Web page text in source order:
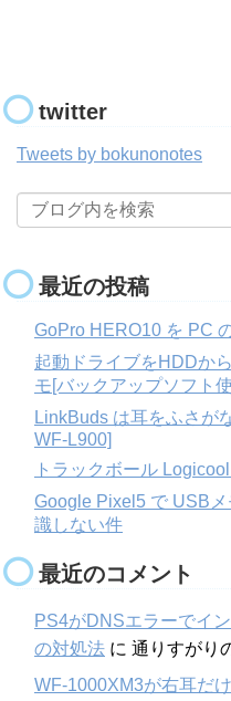
twitter
Tweets by bokunonotes
最近の投稿
GoPro HERO10 を PC
起動ドライブをHDDか
モ[バックアップソフト
LinkBuds は耳をふさが
WF-L900]
トラックボール
Google Pixel5 で USB
識しない件
最近のコメント
PS4がDNSエラーでイ
の対処法 に 通りすがり
WF-1000XM3が右耳だ